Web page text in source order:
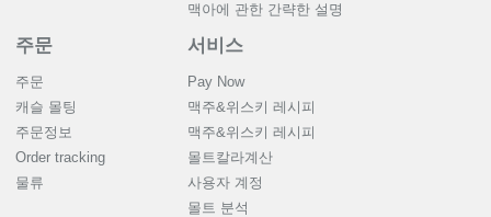
맥아에 관한 간략한 설명
주문
주문
캐슬 몰팅
주문정보
Order tracking
물류
서비스
Pay Now
맥주&위스키 레시피
맥주&위스키 레시피
몰트칼라계산
사용자 계정
몰트 분석